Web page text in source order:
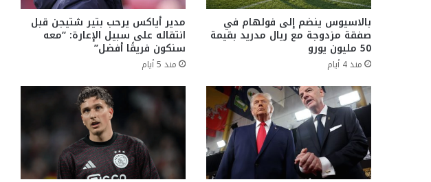
بالاسيوس ينضم إلى فولهام في
صفقة مزدوجة مع ريال مدريد بقيمة
50 مليون يورو
منذ 4 أيام
مدير أياكس يرحب بتير شتيجن قبل
انتقاله على سبيل الإعارة: “معه
سنكون فريقًا أفضل”
منذ 5 أيام